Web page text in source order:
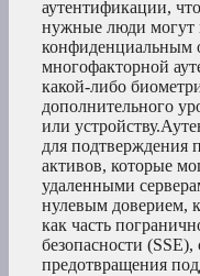
аутентификации,
нужные люди могут
конфиденциальным
многофакторной
какой-либо
дополнительного
или
для подтверждения
активов, которые
удаленными
нулевым доверием,
как часть
безопасности
предотвращения